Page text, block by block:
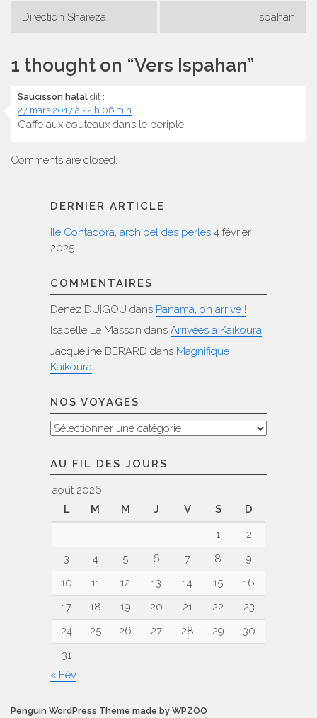
Navigation
l’article
Direction Shareza Ispahan
1 thought on “Vers Ispahan”
Saucisson halal dit :
27 mars 2017 à 22 h 06 min
Gaffe aux couteaux dans le periple
Comments are closed.
DERNIER ARTICLE
Ile Contadora, archipel des perles 4 février
2025
COMMENTAIRES
Denez DUIGOU dans Panama, on arrive !
Isabelle Le Masson dans Arrivées à Kaikoura
Jacqueline BERARD dans Magnifique
Kaikoura
NOS VOYAGES
Nos
AU FIL DES JOURS
août 2026
L
M M J V S
D
1
2
3
4 5 6 7 8
9
10
11 12 13 14 15
16
17
18 19 20 21 22
23
24
25 26 27 28 29
30
31
« Fév
Penguin WordPress Theme made by WPZOO